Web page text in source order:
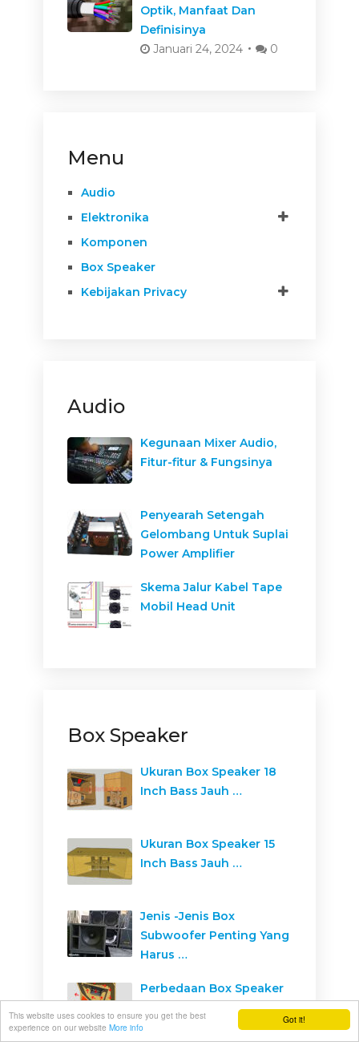
Got it!
This website uses cookies to ensure you get the best
experience on our website More info
Optik, Manfaat Dan
Definisinya
Januari 24, 2024
0
Menu
Audio
Elektronika
Komponen
Box Speaker
Kebijakan Privacy
Audio
Kegunaan Mixer Audio,
Fitur-fitur & Fungsinya
Penyearah Setengah
Gelombang Untuk Suplai
Power Amplifier
Skema Jalur Kabel Tape
Mobil Head Unit
Box Speaker
Ukuran Box Speaker 18
Inch Bass Jauh …
Ukuran Box Speaker 15
Inch Bass Jauh …
Jenis -Jenis Box
Subwoofer Penting Yang
Harus …
Perbedaan Box Speaker
Folded Horn, Loaded
Horn, …